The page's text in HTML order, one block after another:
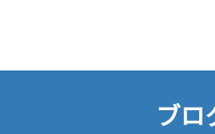
ブロ